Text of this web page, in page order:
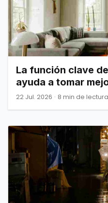
La función clave
ayuda a tomar
22 Jul. 2026 · 8 min de lectura